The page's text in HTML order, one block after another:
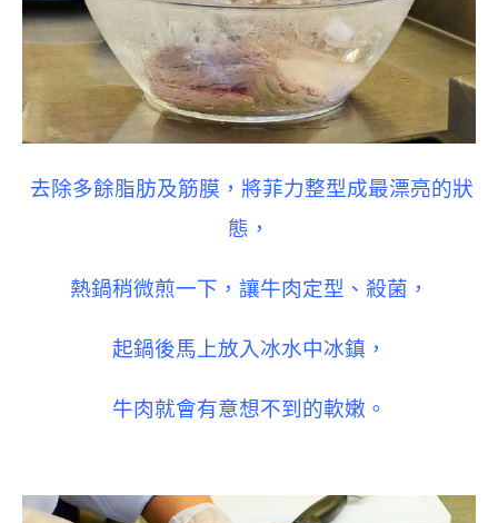
去除多餘脂肪及筋膜，將菲力整型成最漂亮的狀
態，
熱鍋稍微煎一下，讓牛肉定型、殺菌，
起鍋後馬上放入冰水中冰鎮，
牛肉就會有意想不到的軟嫩。